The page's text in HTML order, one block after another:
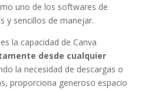
uno de los softwares de
y sencillos de manejar.
la capacidad de Canva
desde cualquier
la necesidad de descargas o
proporciona generoso espacio